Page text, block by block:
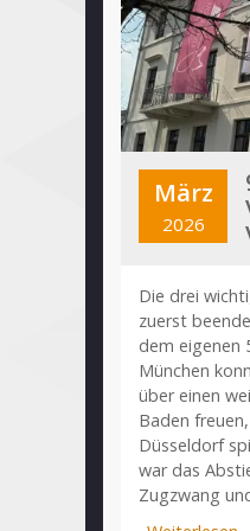
März
2026
Die drei
zuerst
dem eigenen
München
über einen
Baden
Düsseldorf
war das
Zugzwang